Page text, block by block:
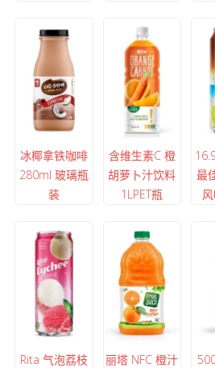
冰椰拿铁咖啡
280ml 玻璃瓶
装
含维生素C 橙
胡萝卜汁饮料
1LPET瓶
最
Rita 气泡荔枝
丽塔 NFC 橙汁